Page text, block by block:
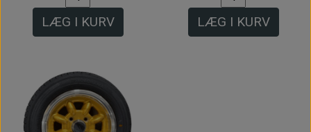
LÆG I KURV LÆG I KURV